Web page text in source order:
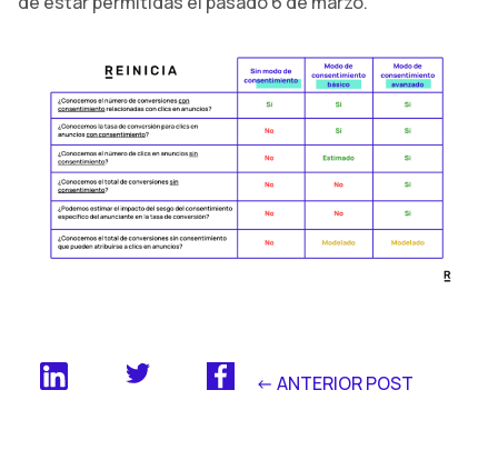
<- ANTERIOR POST